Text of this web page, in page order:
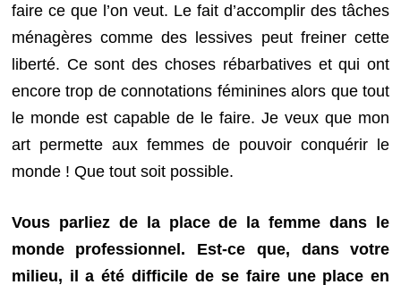
faire ce que l’on veut. Le fait d’accomplir des tâches
ménagères comme des lessives peut freiner cette
liberté. Ce sont des choses rébarbatives et qui ont
encore trop de connotations féminines alors que tout
le monde est capable de le faire. Je veux que mon
art permette aux femmes de pouvoir conquérir le
monde ! Que tout soit possible.
Vous parliez de la place de la femme dans le
monde professionnel. Est-ce que, dans votre
milieu, il a été difficile de se faire une place en